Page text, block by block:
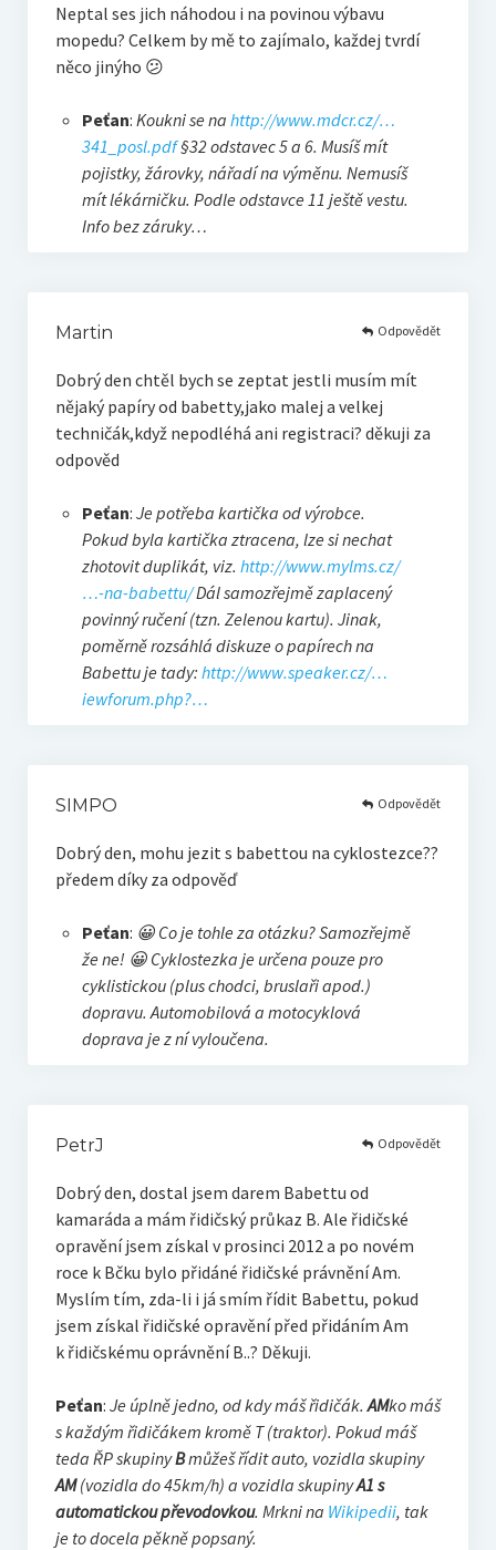
Neptal ses jich náhodou i na povinou výbavu
mopedu? Celkem by mě to zajímalo, každej tvrdí
něco jinýho 😕
Peťan: Koukni se na http://www.mdcr.cz/…
341_posl.pdf§32 odstavec 5 a 6. Musíš mít
pojistky, žárovky, nářadí na výměnu. Nemusíš
mít lékárničku. Podle odstavce 11 ještě vestu.
Info bez záruky…
Martin
Dobrý den chtěl bych se zeptat jestli musím mít
nějaký papíry od babetty,jako malej a velkej
techničák,když nepodléhá ani registraci? děkuji za
odpověd
Peťan: Je potřeba kartička od výrobce.
Pokud byla kartička ztracena, lze si nechat
zhotovit duplikát, viz. http://www.mylms.cz/
…-na-babettu/Dál samozřejmě zaplacený
povinný ručení (tzn. Zelenou kartu). Jinak,
poměrně rozsáhlá diskuze o papírech na
Babettu je tady: http://www.speaker.cz/…
iewforum.php?…
Odpovědět
SIMPO
Dobrý den, mohu jezit s babettou na cyklostezce??
předem díky za odpověď
Peťan: 😀 Co je tohle za otázku? Samozřejmě
že ne! 😀 Cyklostezka je určena pouze pro
cyklistickou (plus chodci, bruslaři apod.)
dopravu. Automobilová a motocyklová
doprava je z ní vyloučena.
Odpovědět
PetrJ
Dobrý den, dostal jsem darem Babettu od
kamaráda a mám řidičský průkaz B. Ale řidičské
opravění jsem získal v prosinci 2012 a po novém
roce k Bčku bylo přidáné řidičské právnění Am.
Myslím tím, zda-li i já smím řídit Babettu, pokud
jsem získal řidičské opravění před přidáním Am
k řidičskému oprávnění B..? Děkuji.
Peťan: Je úplně jedno, od kdy máš řidičák.AMko máš
s každým řidičákem kromě T (traktor). Pokud máš
teda ŘP skupinyBmůžeš řídit auto, vozidla skupiny
AM(vozidla do 45km/h) a vozidla skupinyA1 s
automatickou převodovkou. Mrkni na Wikipedii, tak
je to docela pěkně popsaný.
Odpovědět